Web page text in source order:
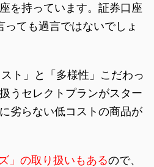
を持っています。証券口座
っても過言ではないでしょ
ト」と「多様性」こだわっ
うセレクトプランがスター
劣らない低コストの商品が
」の取り扱いもあるので、